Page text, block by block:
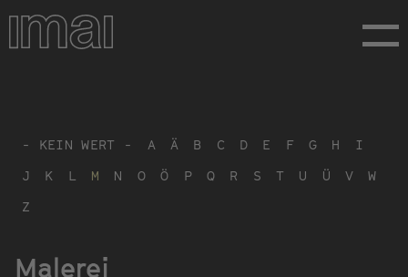
Direkt
zum
Inhalt
- KEIN WERT - A Ä B C D E F G H
I
J
K L M N O Ö P Q R S T U Ü V
W
Z
Malerei